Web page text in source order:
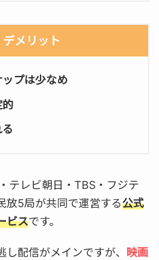
デメリット
プは少なめ
的
テレビ朝日・TBS・フジテ
放5局が共同で運営する公式
ビスです。
配信がメインですが、 映画